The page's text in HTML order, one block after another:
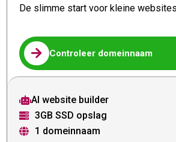
De slimme start voor kleine
 Controleer domeinnaam
AI website builder
 3GB SSD opslag
 1 domeinnaam